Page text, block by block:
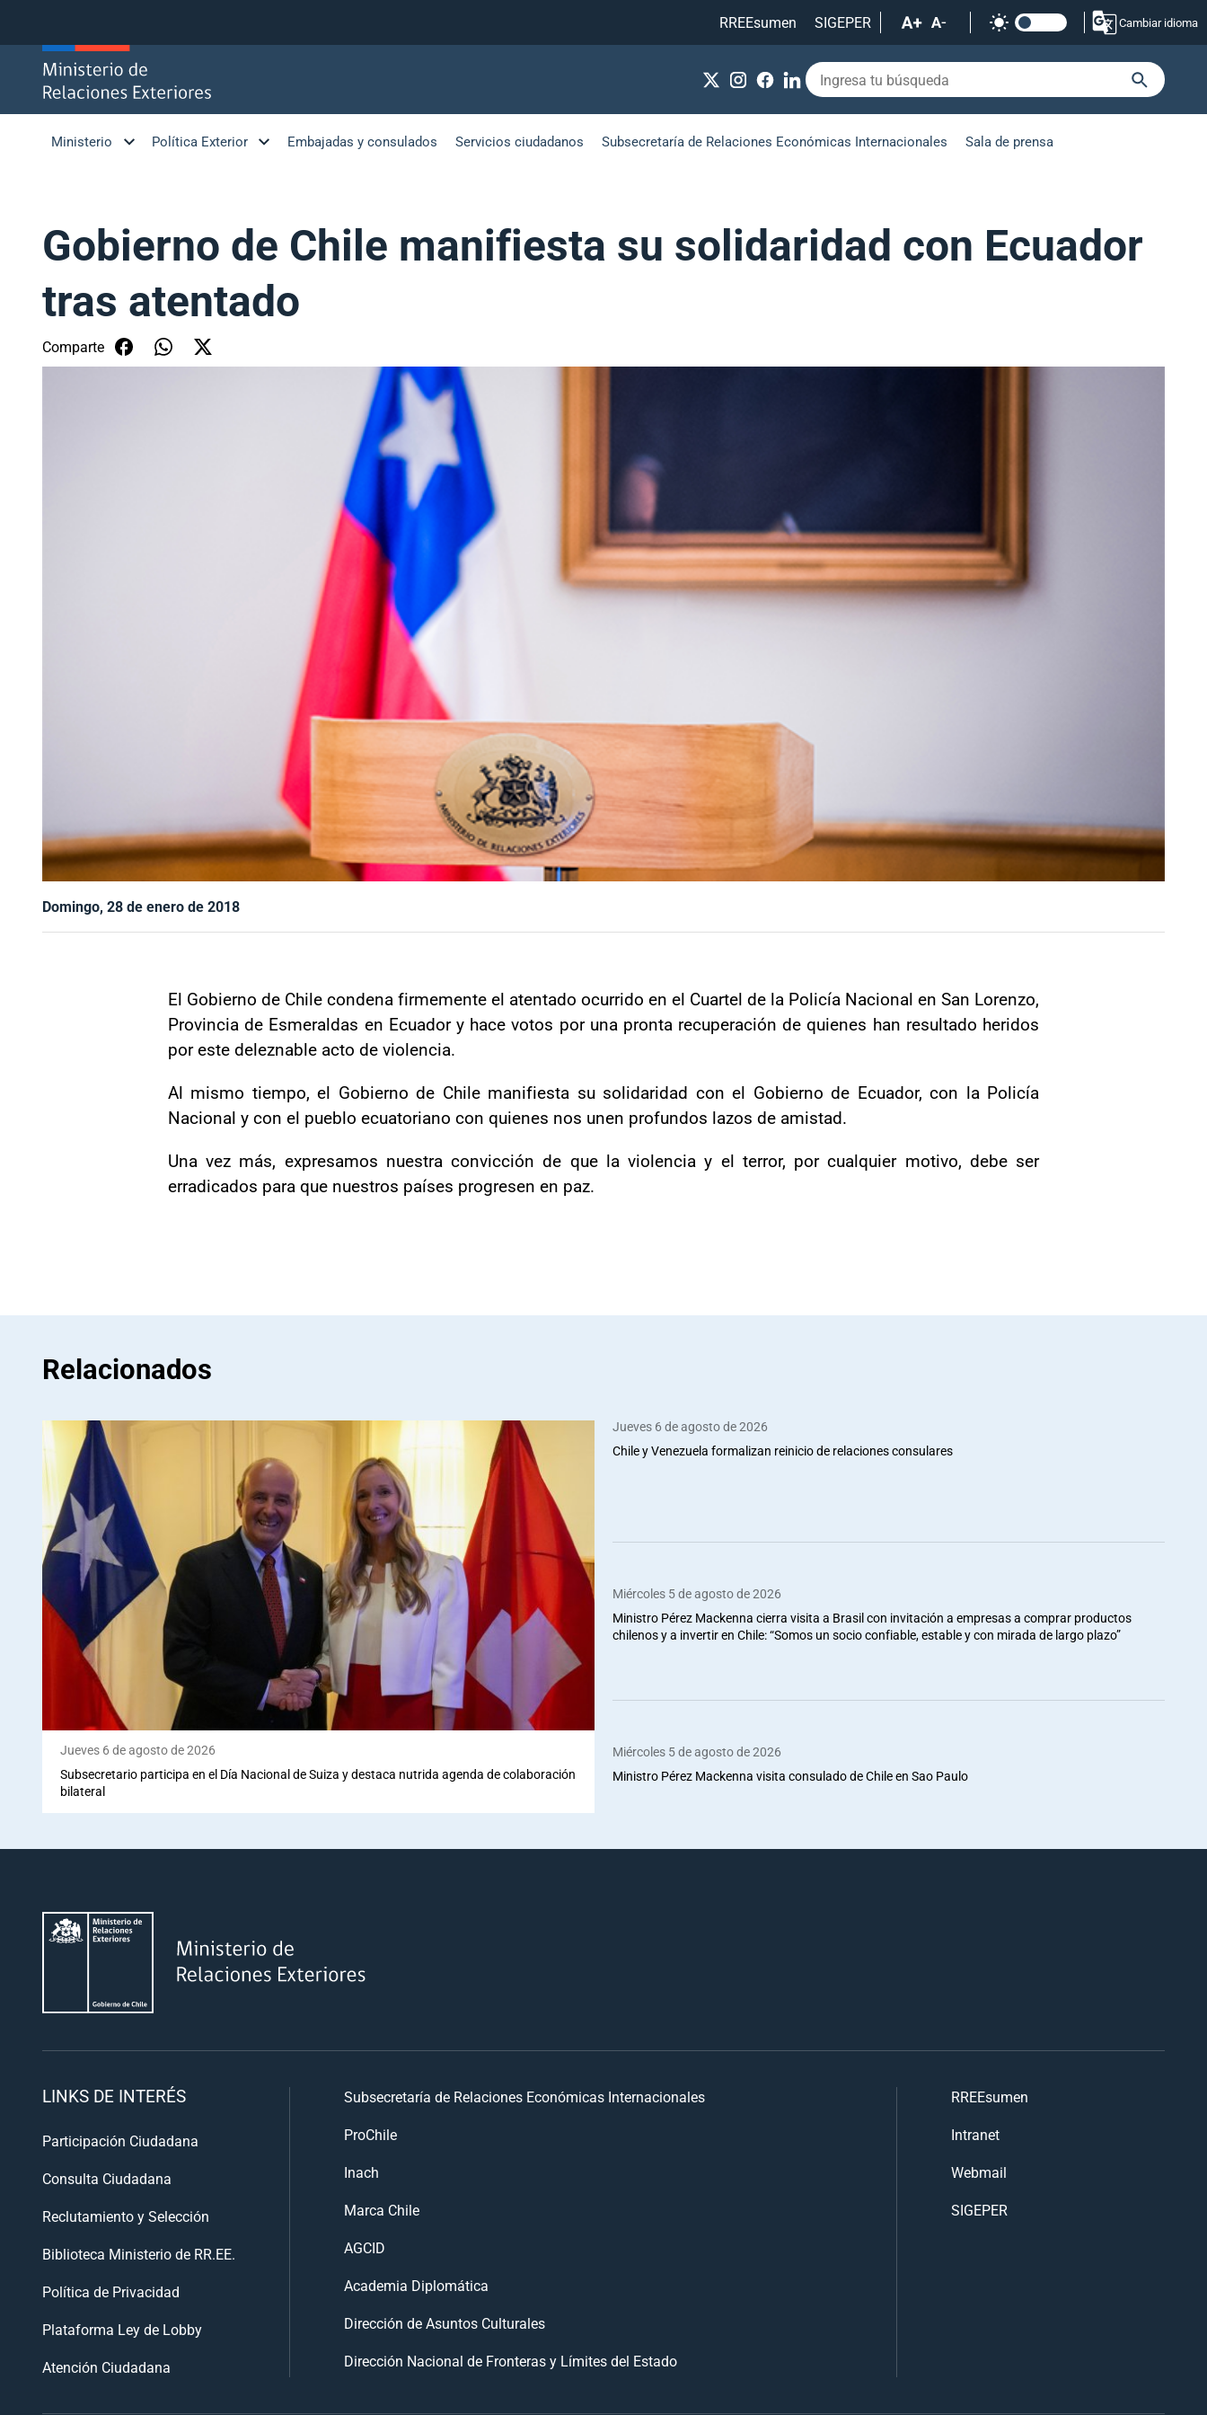
RREEsumen
SIGEPER Cambiar idioma
Ministerio Política Exterior Embajadas y consulados Servicios ciudadanos Subsecretaría de Relaciones Económicas Internacionales Sala de prensa
Gobierno de Chile manifiesta su solidaridad con Ecuador
tras atentado
Comparte
Domingo, 28 de enero de 2018
El Gobierno de Chile condena firmemente el atentado ocurrido en el Cuartel de la Policía Nacional en San Lorenzo,
Provincia de Esmeraldas en Ecuador y hace votos por una pronta recuperación de quienes han resultado heridos
por este deleznable acto de violencia.
Al mismo tiempo, el Gobierno de Chile manifiesta su solidaridad con el Gobierno de Ecuador, con la Policía
Nacional y con el pueblo ecuatoriano con quienes nos unen profundos lazos de amistad.
Una vez más, expresamos nuestra convicción de que la violencia y el terror, por cualquier motivo, debe ser
erradicados para que nuestros países progresen en paz.
Relacionados
Jueves 6 de agosto de 2026
Subsecretario participa en el Día Nacional de Suiza y destaca nutrida agenda de colaboración
bilateral
Jueves 6 de agosto de 2026
Chile y Venezuela formalizan reinicio de relaciones consulares
Miércoles 5 de agosto de 2026
Ministro Pérez Mackenna cierra visita a Brasil con invitación a empresas a comprar productos
chilenos y a invertir en Chile: “Somos un socio confiable, estable y con mirada de largo plazo”
Miércoles 5 de agosto de 2026
Ministro Pérez Mackenna visita consulado de Chile en Sao Paulo
LINKS DE INTERÉS
Participación Ciudadana
Consulta Ciudadana
Reclutamiento y Selección
Biblioteca Ministerio de RR.EE.
Política de Privacidad
Plataforma Ley de Lobby
Atención Ciudadana
Subsecretaría de Relaciones Económicas Internacionales
ProChile
Inach
Marca Chile
AGCID
Academia Diplomática
Dirección de Asuntos Culturales
Dirección Nacional de Fronteras y Límites del Estado
RREEsumen
Intranet
Webmail
SIGEPER